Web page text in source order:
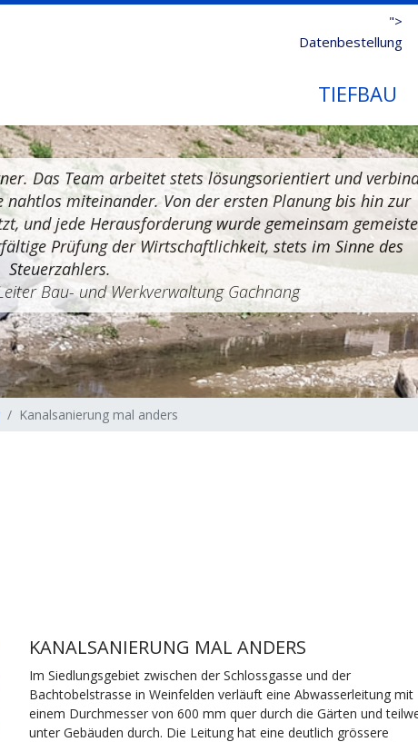
">
Datenbestellung
TIEFBAU
Das Team arbeitet stets lösungsorientiert und
nahtlos miteinander. Von der ersten Planung bis hin zur
und jede Herausforderung wurde gemeinsam
Prüfung der Wirtschaftlichkeit, stets im Sinne des
Steuerzahlers.
Bau- und Werkverwaltung Gachnang
Kanalsanierung mal anders
KANALSANIERUNG MAL ANDERS
Im Siedlungsgebiet zwischen der Schlossgasse und der
Bachtobelstrasse in Weinfelden verläuft eine Abwasserleitung mit
einem Durchmesser von 600 mm quer durch die Gärten und
unter Gebäuden durch. Die Leitung hat eine deutlich grössere